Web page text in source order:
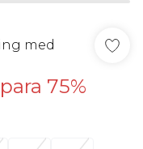
med
75%